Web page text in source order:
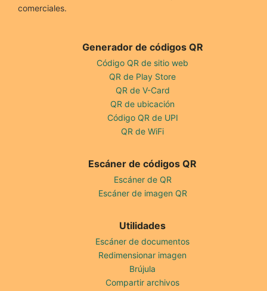
comerciales.
Generador de códigos QR
Código QR de sitio web
QR de Play Store
QR de V-Card
QR de ubicación
Código QR de UPI
QR de WiFi
Escáner de códigos QR
Escáner de QR
Escáner de imagen QR
Utilidades
Escáner de documentos
Redimensionar imagen
Brújula
Compartir archivos